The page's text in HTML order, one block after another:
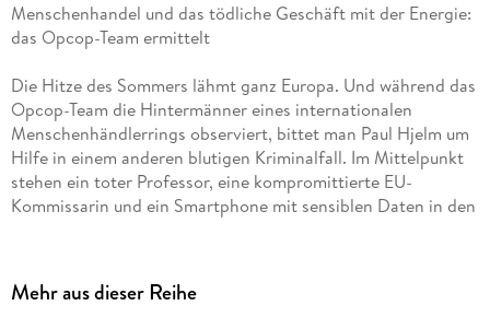
Menschenhandel und das tödliche Geschäft mit der Energie:
das Opcop-Team ermittelt
Die Hitze des Sommers lähmt ganz Europa. Und während das
Opcop-Team die Hintermänner eines internationalen
Menschenhändlerrings observiert, bittet man Paul Hjelm um
Hilfe in einem anderen blutigen Kriminalfall. Im Mittelpunkt
stehen ein toter Professor, eine kompromittierte EU-
Kommissarin und ein Smartphone mit sensiblen Daten in den
gezwungen, die Grenzen der Legalität zu überschreiten. Nur
sein alter Freund und Ex-Kollege Gunnar Nyberg kann ihm
Mehr aus dieser Reihe